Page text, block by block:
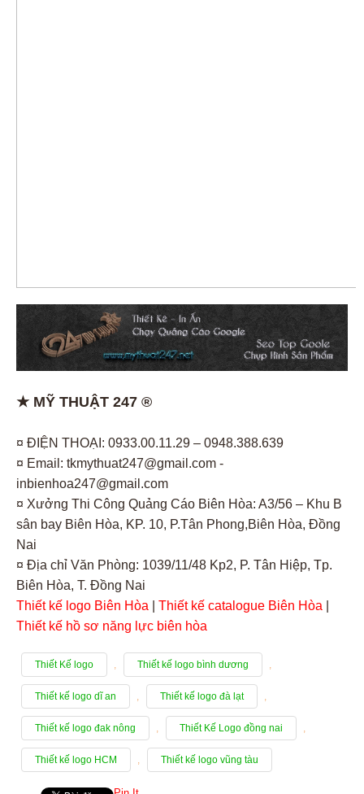
★ MỸ THUẬT 247 ®
¤ ĐIỆN THOẠI: 0933.00.11.29 – 0948.388.639
¤ Email: tkmythuat247@gmail.com -
inbienhoa247@gmail.com
¤ Xưởng Thi Công Quảng Cáo Biên Hòa: A3/56 – Khu B
sân bay Biên Hòa, KP. 10, P.Tân Phong,Biên Hòa, Đồng
Nai
¤ Địa chỉ Văn Phòng: 1039/11/48 Kp2, P. Tân Hiệp, Tp.
Biên Hòa, T. Đồng Nai
Thiết kế logo Biên Hòa
Thiết kế catalogue Biên Hòa
Thiết kế hồ sơ năng lực biên hòa
Thiết Kế logo Thiết kế logo bình dương
Thiết kế logo dĩ an Thiết kế logo đà lạt
Thiết kế logo đak nông Thiết Kế Logo đồng nai
Thiết kế logo HCM Thiết kế logo vũng tàu